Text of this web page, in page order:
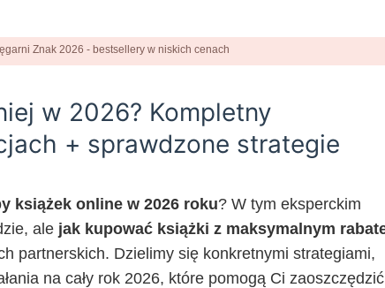
w 2026? Kompletny
+ sprawdzone strategie
książek online w 2026 roku? W tym eksperckim
ale jak kupować książki z maksymalnym
partnerskich. Dzielimy się konkretnymi strategiami,
na cały rok 2026, które pomogą Ci zaoszczędzić